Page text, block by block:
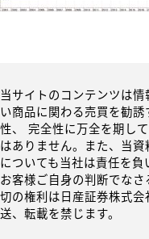
当サイトのコンテンツは
い商品に関わる売買を勧
性、 完全性に万全を期し
はありません。また、当
についても当社は責任を負
お客様ご自身の判断でな
切の権利は日産証券株式
送、転載を禁じます。